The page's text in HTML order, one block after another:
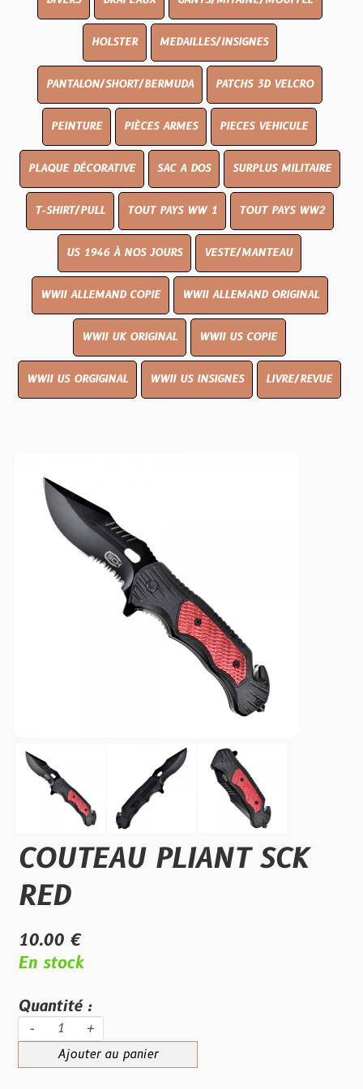
HOLSTER MEDAILLES/INSIGNES
PANTALON/SHORT/BERMUDA PATCHS 3D VELCRO
PEINTURE PIÈCES ARMES PIECES VEHICULE
PLAQUE DÉCORATIVE SAC A DOS SURPLUS MILITAIRE
T-SHIRT/PULL TOUT PAYS WW 1 TOUT PAYS WW2
US 1946 À NOS JOURS VESTE/MANTEAU
WWII ALLEMAND COPIE WWII ALLEMAND ORIGINAL
WWII UK ORIGINAL WWII US COPIE
WWII US ORGIGINAL WWII US INSIGNES LIVRE/REVUE
COUTEAU PLIANT SCK
RED
10.00 €
En stock
Quantité :
- +
Ajouter au panier